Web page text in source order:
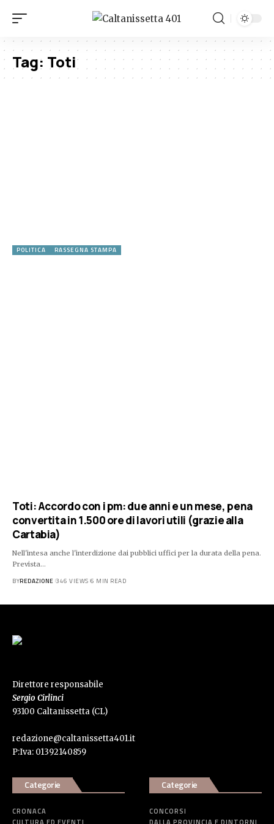
Tag: Toti
POLITICA RASSEGNA STAMPA
Toti: Accordo con i pm: due anni e un mese, pena
convertita in 1.500 ore di lavori utili (grazie alla
Cartabia)
Nell'intesa anche l'interdizione dai pubblici uffici per la durata della pena.
Prevista…
BYREDAZIONE 346 VIEWS 6 MIN READ
Direttore responsabile
Sergio Cirlinci
93100 Caltanissetta (CL)
redazione@caltanissetta401.it
P:Iva: 01392140859
Categorie
CRONACA
CULTURA ED EVENTI
Categorie
CONCORSI
DALLA PROVINCIA E DINTORNI